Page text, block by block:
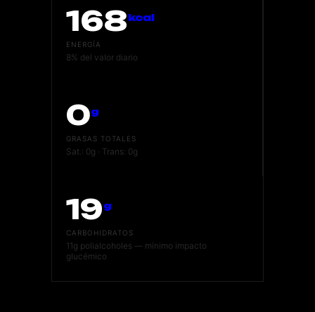
168kcal
ENERGÍA
8% del valor diario
0g
GRASAS TOTALES
Sat.: 0g · Trans: 0g
19g
CARBOHIDRATOS
11g polialcoholes — mínimo impacto
glucémico